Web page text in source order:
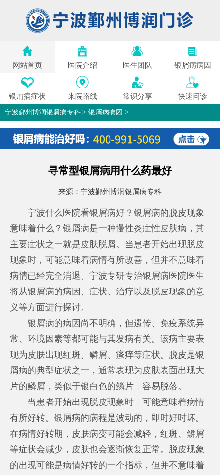
网站首页 医院介绍 医生团队 银屑病病因
银屑病症状 来院路线 常识分享 快速问诊
宁波鄞州博润银屑病专科 > 银屑病病因 >
寻常型银屑病用什么药最好
来源： 宁波鄞州博润银屑病专科
宁波什么医院看银屑病好？银屑病的脱皮现象
意味着什么？银屑病是一种慢性炎症性皮肤病，其
主要症状之一就是皮肤脱屑。当患者开始出现脱皮
现象时，可能意味着病情有所改善，但并不意味着
病情已经完全消退。宁波专研专治银屑病医院医生
将从银屑病的病因、症状、治疗以及脱皮现象的意
义等方面进行探讨。
银屑病的病因尚不明确，但遗传、免疫系统异
常、环境因素等都可能与其发病有关。该病主要表
现为皮肤出现红斑、鳞屑、瘙痒等症状。脱皮是银
屑病的典型症状之一，通常表现为皮肤表面出现大
片的鳞屑，类似于银白色的鳞片，容易脱落。
当患者开始出现脱皮现象时，可能意味着病情
有所好转。银屑病的病程是波动的，即时好时坏。
在病情好转期，皮肤病变可能会减轻，红斑、鳞屑
等症状会减少，皮肤也会逐渐恢复正常。脱皮现象
的出现可能是病情好转的一个指标，但并不意味着